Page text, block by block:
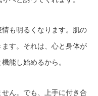
も明るくなります。肌の
す。それは、心と身体が
能し始めるから。
ん。でも、上手に付き合